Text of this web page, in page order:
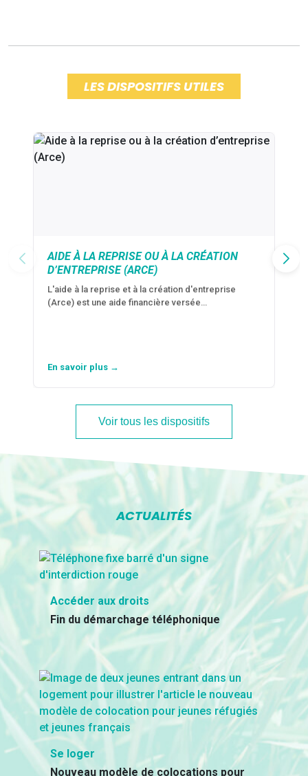
LES DISPOSITIFS UTILES
AIDE À LA REPRISE OU À LA CRÉATION
D’ENTREPRISE (ARCE)
L'aide à la reprise et à la création d'entreprise
(Arce) est une aide financière versée…
En savoir plus →
Voir tous les dispositifs
ACTUALITÉS
Accéder aux droits
Fin du démarchage téléphonique
Se loger
Nouveau modèle de colocations pour